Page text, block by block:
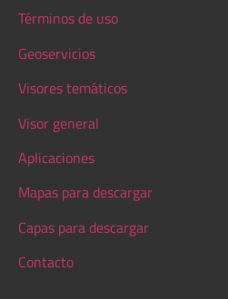
Términos de uso
Geoservicios
Visores temáticos
Visor general
Aplicaciones
Mapas para descargar
Capas para descargar
Contacto